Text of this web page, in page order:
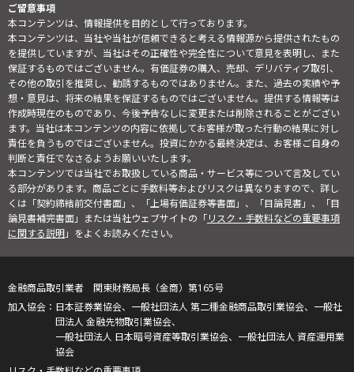
ご留意事項
本コンテンツは、情報提供を目的として行っております。
本コンテンツは、当社や当社が信頼できると考える情報源から提供されたもの
を提供していますが、当社はその正確性や完全性について意見を表明し、また
保証するものではございません。有価証券の購入、売却、デリバティブ取引、
その他の取引を推奨し、勧誘するものではありません。また、過去の実績や予
想・意見は、将来の結果を保証するものではございません。提供する情報等は
作成時現在のものであり、今後予告なしに変更または削除されることがござい
ます。当社は本コンテンツの内容に依拠してお客様が取った行動の結果に対し
責任を負うものではございません。投資にかかる最終決定は、お客様ご自身の
判断と責任でなさるようお願いいたします。
本コンテンツでは当社でお取扱している商品・サービス等について言及してい
る部分があります。商品ごとに手数料等およびリスクは異なりますので、詳し
くは「契約締結前交付書面」、「上場有価証券等書面」、「目論見書」、「目
論見書補完書面」または当社ウェブサイトの「リスク・手数料などの重要事項
に関する説明」をよくお読みください。
金融商品取引業者 関東財務局長（金商）第165号
日本証券業協会、一般社団法人 第二種金融商品取引業協会、一般社
団法人 金融先物取引業協会、
一般社団法人 日本暗号資産等取引業協会、一般社団法人 資産運用業
協会